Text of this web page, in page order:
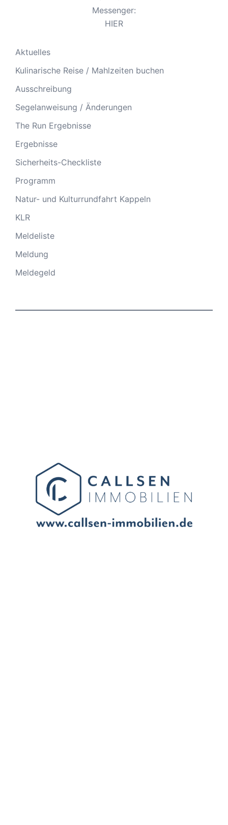
Messenger:
HIER
Aktuelles
Kulinarische Reise / Mahlzeiten buchen
Ausschreibung
Segelanweisung / Änderungen
The Run Ergebnisse
Ergebnisse
Sicherheits-Checkliste
Programm
Natur- und Kulturrundfahrt Kappeln
KLR
Meldeliste
Meldung
Meldegeld